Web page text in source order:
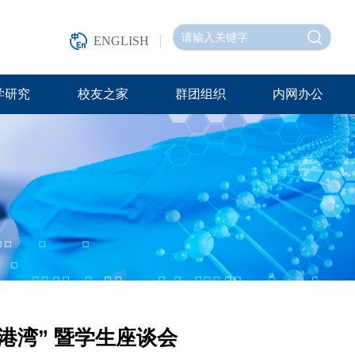
ENGLISH
研究 校友之家 群团组织 内网办公
湾” 暨学生座谈会